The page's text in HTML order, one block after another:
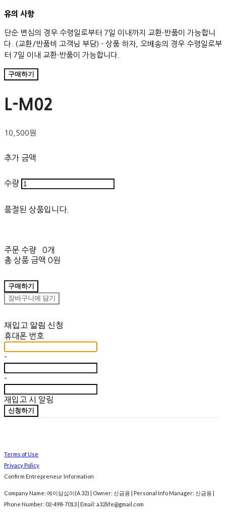
유의 사항
단순 변심의 경우 수령일로부터 7일 이내까지 교환∙반품이 가능합니
다. (교환/반품비 고객님 부담) - 상품 하자, 오배송의 경우 수령일로부
터 7일 이내 교환∙반품이 가능합니다.
구매하기
L-M02
10,500원
추가 금액
수량
품절된 상품입니다.
주문 수량
0개
총 상품 금액 0원
구매하기
장바구니에 담기
재입고 알림 신청
휴대폰 번호
-
-
재입고 시 알림
신청하기
Terms of Use
Privacy Policy
Confirm Entrepreneur Information
Company Name: 에이삼십이(A 32) | Owner: 신금용 | Personal Info Manager: 신금용 |
Phone Number: 02-498-7013 | Email: a32life@gmail.com